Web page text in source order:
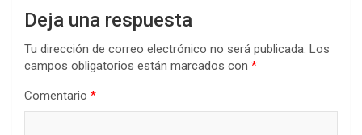
Deja una respuesta
Tu dirección de correo electrónico no será publicada. Los
campos obligatorios están marcados con *
Comentario *